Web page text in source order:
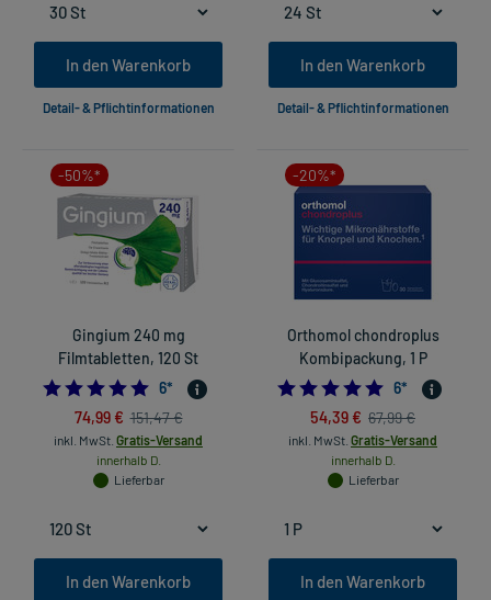
In den Warenkorb
Detail- & Pflichtinformationen
In den Warenkorb
Detail- & Pflichtinformationen
-50%*
Gingium 240 mg
Filmtabletten, 120 St
5.0
6*
74,99 € 151,47 €
inkl. MwSt. Gratis-Versand
innerhalb D.
Lieferbar
In den Warenkorb
-20%*
Orthomol chondroplus
Kombipackung, 1 P
6*
54,39 € 67,99 €
inkl. MwSt. Gratis-Versand
innerhalb D.
Lieferbar
In den Warenkorb